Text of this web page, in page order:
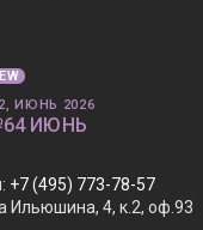
: +7 (495) 773-78-57
Ильюшина, 4, к.2, оф.93
ИЮНЬ 2026
ИЮНЬ